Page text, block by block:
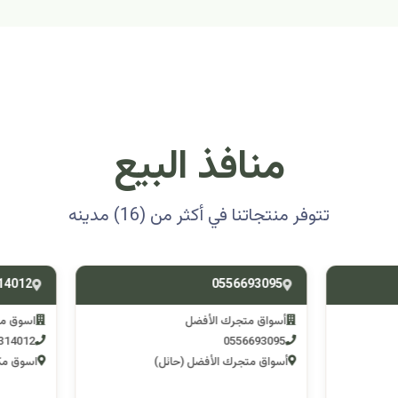
منافذ البيع
تتوفر منتجاتنا في أكثر من (16) مدينه
متجرك الأفضل (حائل)
اسوق مكشات جو (الرصف)